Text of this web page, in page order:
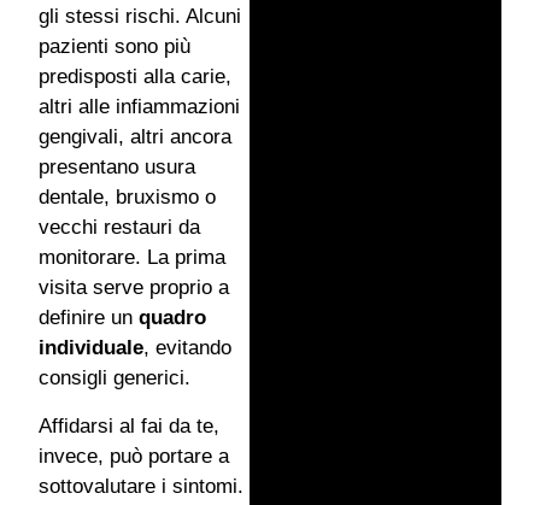
gli stessi rischi. Alcuni
pazienti sono più
predisposti alla carie,
altri alle infiammazioni
gengivali, altri ancora
presentano usura
dentale, bruxismo o
vecchi restauri da
monitorare. La prima
visita serve proprio a
definire un quadro
individuale, evitando
consigli generici.
Affidarsi al fai da te,
invece, può portare a
sottovalutare i sintomi.